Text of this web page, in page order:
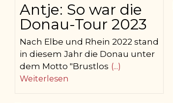
Antje: So war die
Donau-Tour 2023
Nach Elbe und Rhein 2022 stand
in diesem Jahr die Donau unter
dem Motto "Brustlos (...)
Weiterlesen